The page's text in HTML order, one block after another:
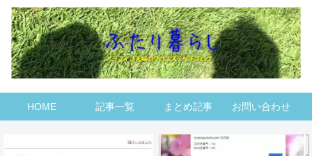
HOME 記事一覧 まとめ記事 お問い合わせ